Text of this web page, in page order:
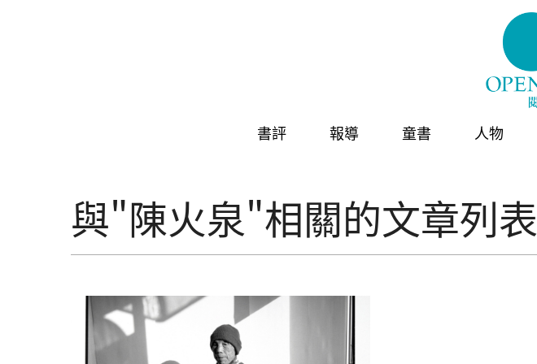
書評 報導 童書 人物
與"陳火泉"相關的文章列表